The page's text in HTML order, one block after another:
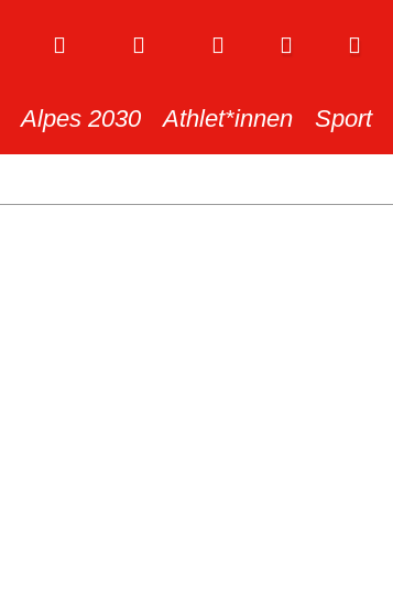
Alpes 2030 Athlet*innen Sport